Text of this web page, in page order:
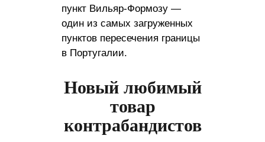
пункт Вильяр-Формозу —
один из самых загруженных
пунктов пересечения границы
в Португалии.
Новый любимый
товар
контрабандистов